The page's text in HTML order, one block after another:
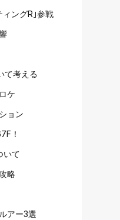
ングR｣参戦
て考える
ケ
ョン
！
いて
略
アー3選